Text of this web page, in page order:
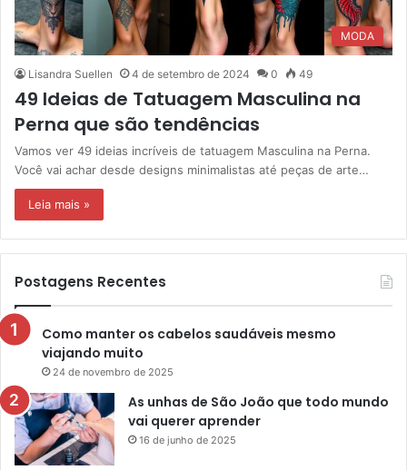
MODA
Lisandra Suellen 4 de setembro de 2024 0 49
49 Ideias de Tatuagem Masculina na
Perna que são tendências
Vamos ver 49 ideias incríveis de tatuagem Masculina na Perna.
Você vai achar desde designs minimalistas até peças de arte…
Leia mais »
Postagens Recentes
Como manter os cabelos saudáveis mesmo
viajando muito
24 de novembro de 2025
As unhas de São João que todo mundo
vai querer aprender
16 de junho de 2025